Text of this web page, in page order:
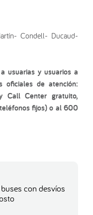
Condell- Ducaud-
usuarias y usuarios a
oficiales de atención:
Call Center gratuito,
fijos) o al 600
con desvíos